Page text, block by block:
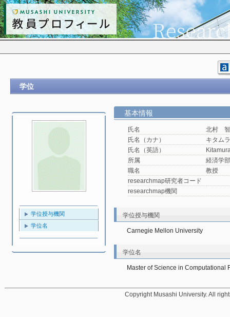
学位
学位授与機関
学位名
基本情報
氏名
北村
氏名（カナ）
キタム
氏名（英語）
所属
経済学
職名
教授
researchmap研究者コード
researchmap機関
学位授与機関
Carnegie Mellon University
学位名
Master of Science in Computational